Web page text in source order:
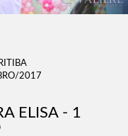
2017
ELISA - 1